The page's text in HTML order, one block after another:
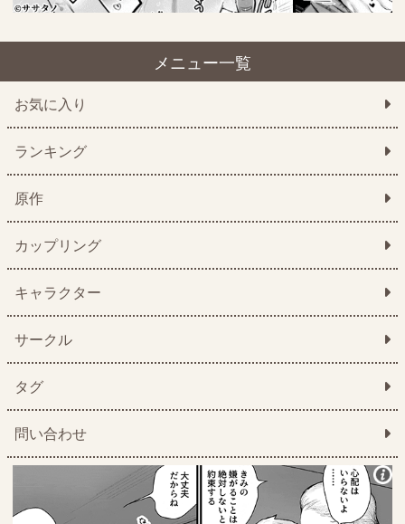
メニュー一覧
お気に入り
ランキング
原作
カップリング
キャラクター
サークル
タグ
問い合わせ